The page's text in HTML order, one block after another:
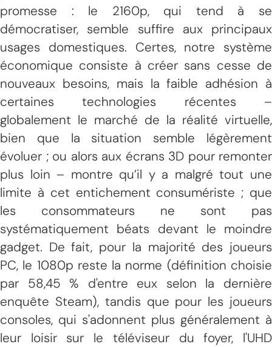
promesse : le 2160p, qui tend à se
démocratiser, semble suffire aux principaux
usages domestiques. Certes, notre système
économique consiste à créer sans cesse de
nouveaux besoins, mais la faible adhésion à
certaines technologies récentes –
globalement le marché de la réalité virtuelle,
bien que la situation semble légèrement
évoluer ; ou alors aux écrans 3D pour remonter
plus loin – montre qu’il y a malgré tout une
limite à cet entichement consumériste ; que
les consommateurs ne sont pas
systématiquement béats devant le moindre
gadget. De fait, pour la majorité des joueurs
PC, le 1080p reste la norme (définition choisie
par 58,45 % d'entre eux selon la dernière
enquête Steam), tandis que pour les joueurs
consoles, qui s'adonnent plus généralement à
leur loisir sur le téléviseur du foyer, l'UHD